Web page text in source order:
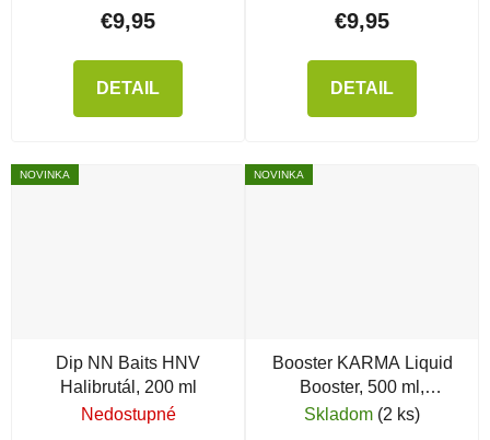
€9,95
DETAIL
€9,95
DETAIL
NOVINKA
Dip NN Baits HNV
Halibrutál, 200 ml
Nedostupné
NOVINKA
Booster KARMA Liquid
Booster, 500 ml,
SquidBerry & Black
Skladom (2 ks)